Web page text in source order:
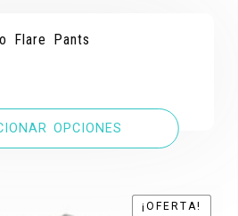
Flare Pants
OPCIONES
¡OFERTA!
¡OFERTA!